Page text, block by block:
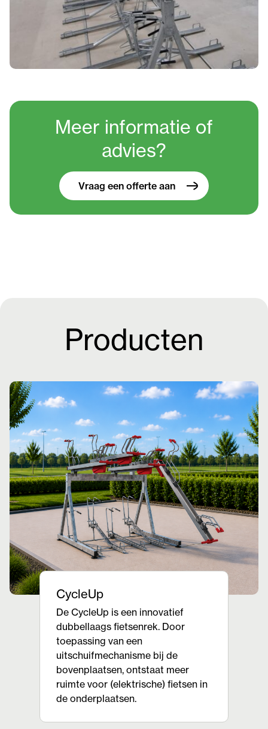
Meer informatie of
advies?
Vraag een offerte aan
Producten
CycleUp
De CycleUp is een innovatief
dubbellaags fietsenrek. Door
toepassing van een
uitschuifmechanisme bij de
bovenplaatsen, ontstaat meer
ruimte voor (elektrische) fietsen in
de onderplaatsen.